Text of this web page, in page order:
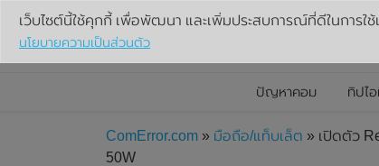
ปัญหาคอม ทิปไ
ComError.com » มือถือ/แท็บเล็ต » เปิดตัว
50W
เว็บไซต์นี้ใช้คุกกี้ เพื่อพัฒนา และเพิ่มประสบการณ์ที่ดีในการใช้
นโยบายความเป็นส่วนตัว